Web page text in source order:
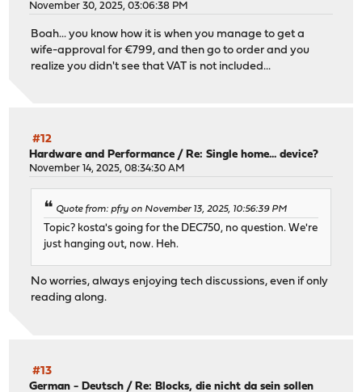
November 30, 2025, 03:06:38 PM
Boah... you know how it is when you manage to get a
wife-approval for €799, and then go to order and you
realize you didn't see that VAT is not included...
#12
Hardware and Performance / Re: Single home... device?
November 14, 2025, 08:34:30 AM
Quote from: pfry on November 13, 2025, 10:56:39 PM
Topic? kosta's going for the DEC750, no question. We're
just hanging out, now. Heh.
No worries, always enjoying tech discussions, even if only
reading along.
#13
German - Deutsch / Re: Blocks, die nicht da sein sollen